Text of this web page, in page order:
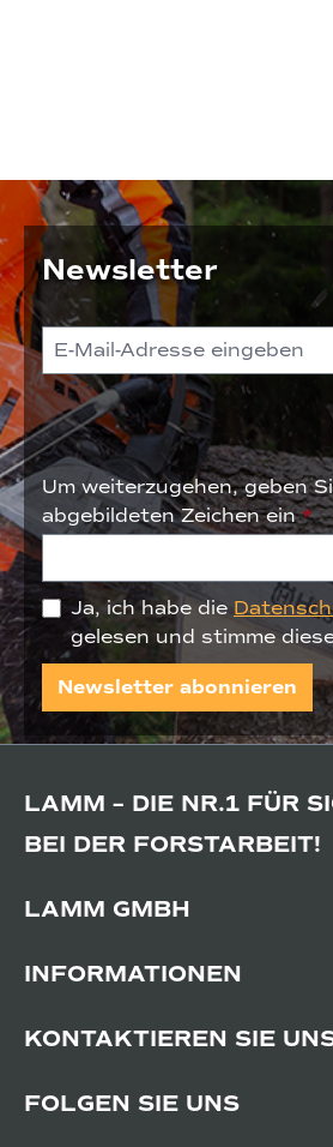
Newsletter
Um weiterzugehen, geben
abgebildeten Zeichen ein*
Ja, ich habe die
gelesen und stimme
Newsletter abonnieren
LAMM – DIE NR.1 FÜR
BEI DER FORSTARBEIT!
LAMM GMBH
INFORMATIONEN
KONTAKTIEREN SIE
FOLGEN SIE UNS